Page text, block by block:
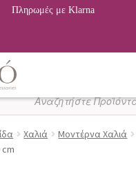
Πληρωμές με Klarna
Χαλιά Μοντέρνα Χαλιά
cm